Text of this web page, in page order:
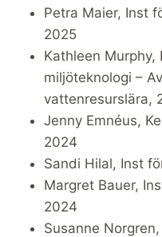
Petra Maier, Inst
2025
Kathleen
miljöteknologi –
vattenresurslära,
Jenny Emnéus,
2024
Sandi Hilal, Inst
Margret Bauer,
2024
Susanne